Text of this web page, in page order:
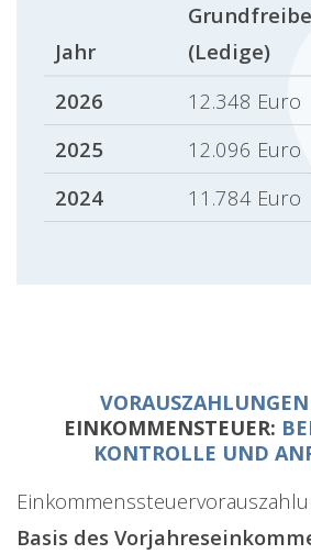
Jahr
(Ledige)
2026
12.348 Euro
2025
12.096 Euro
2024
11.784 Euro
EINKOMMENSTEUER:
KONTROLLE UND
Basis des